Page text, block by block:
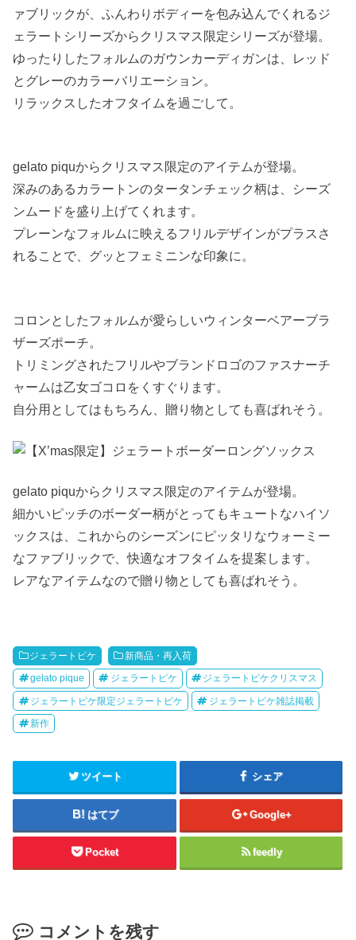
ァブリックが、ふんわりボディーを包み込んでくれるジ
ェラートシリーズからクリスマス限定シリーズが登場。
ゆったりしたフォルムのガウンカーディガンは、レッド
とグレーのカラーバリエーション。
リラックスしたオフタイムを過ごして。
gelato piquからクリスマス限定のアイテムが登場。
深みのあるカラートンのタータンチェック柄は、シーズ
ンムードを盛り上げてくれます。
プレーンなフォルムに映えるフリルデザインがプラスさ
れることで、グッとフェミニンな印象に。
コロンとしたフォルムが愛らしいウィンターベアーブラ
ザーズポーチ。
トリミングされたフリルやブランドロゴのファスナーチ
ャームは乙女ゴコロをくすぐります。
自分用としてはもちろん、贈り物としても喜ばれそう。
gelato piquからクリスマス限定のアイテムが登場。
細かいピッチのボーダー柄がとってもキュートなハイソ
ックスは、これからのシーズンにピッタリなウォーミー
なファブリックで、快適なオフタイムを提案します。
レアなアイテムなので贈り物としても喜ばれそう。
ジェラートピケ 新商品・再入荷
gelato pique ジェラートピケ ジェラートピケクリスマス
ジェラートピケ限定ジェラートピケ ジェラートピケ雑誌掲載
新作
ツイート シェア
はてブ Google+
Pocket feedly
コメントを残す